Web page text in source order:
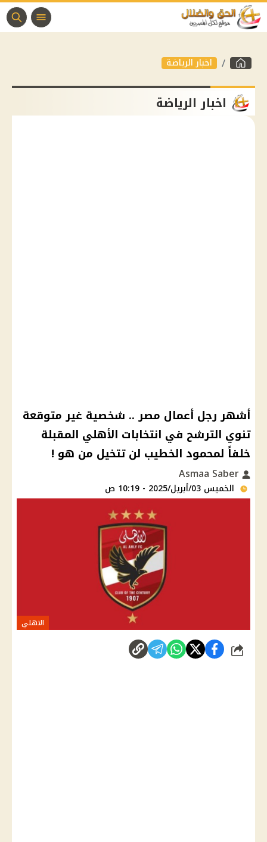
اخبار الرياضة
اخبار الرياضة
أشهر رجل أعمال مصر .. شخصية غير متوقعة
تنوي الترشح في انتخابات الأهلي المقبلة
خلفاً لمحمود الخطيب لن تتخيل من هو !
الخميس 03/أبريل/2025 - 10:19 ص
الاهلي
شارك